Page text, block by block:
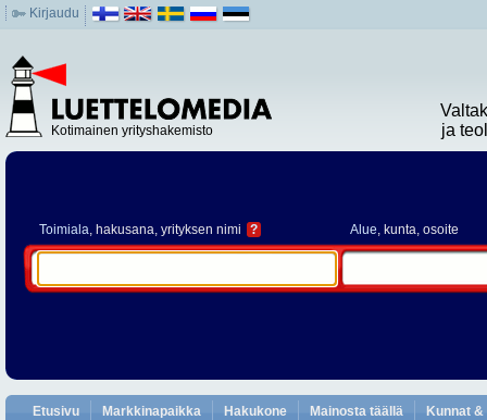
Kirjaudu
Kotimainen yrityshakemisto
ja
Toimiala, hakusana, yrityksen nimi ? Alue, kunta, osoite
Etusivu Markkinapaikka Hakukone Mainosta täällä Kunnat